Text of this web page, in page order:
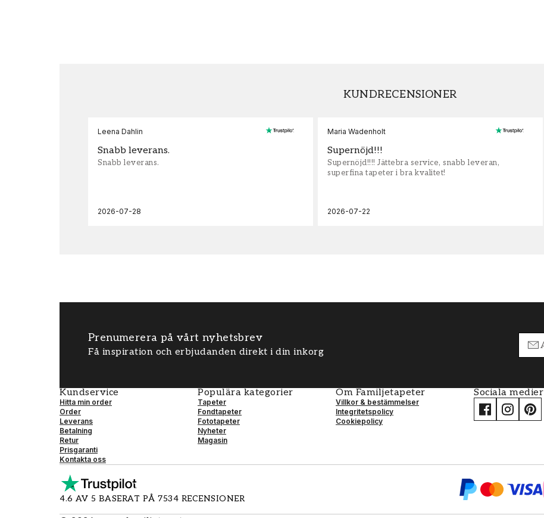
KUNDRECENSIONER
Leena Dahlin
Snabb leverans.
Snabb leverans.
2026-07-28
Maria Wadenholt
Supernöjd!!!
Supernöjd!!!! Jättebra service, snabb leveran,
superfina tapeter i bra kvalitet!
2026-07-22
Prenumerera på vårt nyhetsbrev
Få inspiration och erbjudanden direkt i din inkorg
Kundservice
Hitta min order
Order
Leverans
Betalning
Retur
Prisgaranti
Kontakta oss
Populära kategorier
Tapeter
Fondtapeter
Fototapeter
Nyheter
Magasin
Om Familjetapeter
Villkor & bestämmelser
Integritetspolicy
Cookiepolicy
Sociala medier
4.6 AV 5 BASERAT PÅ 7534 RECENSIONER